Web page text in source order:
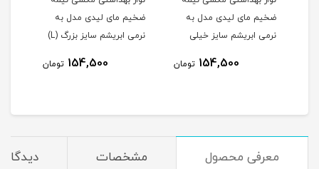
ضخیم مای لیدی مدل به
نرمی ابریشم سایز خیلی
154,500 تومان
ضخیم مای لیدی مدل به
نرمی ابریشم سایز بزرگ (L)
154,500 تومان
معرفی محصول مشخصات